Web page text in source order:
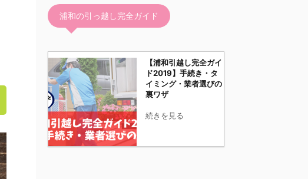
浦和の引っ越し完全ガイド
【浦和引越し完全ガイ
ド2019】手続き・タ
イミング・業者選びの
裏ワザ
続きを見る